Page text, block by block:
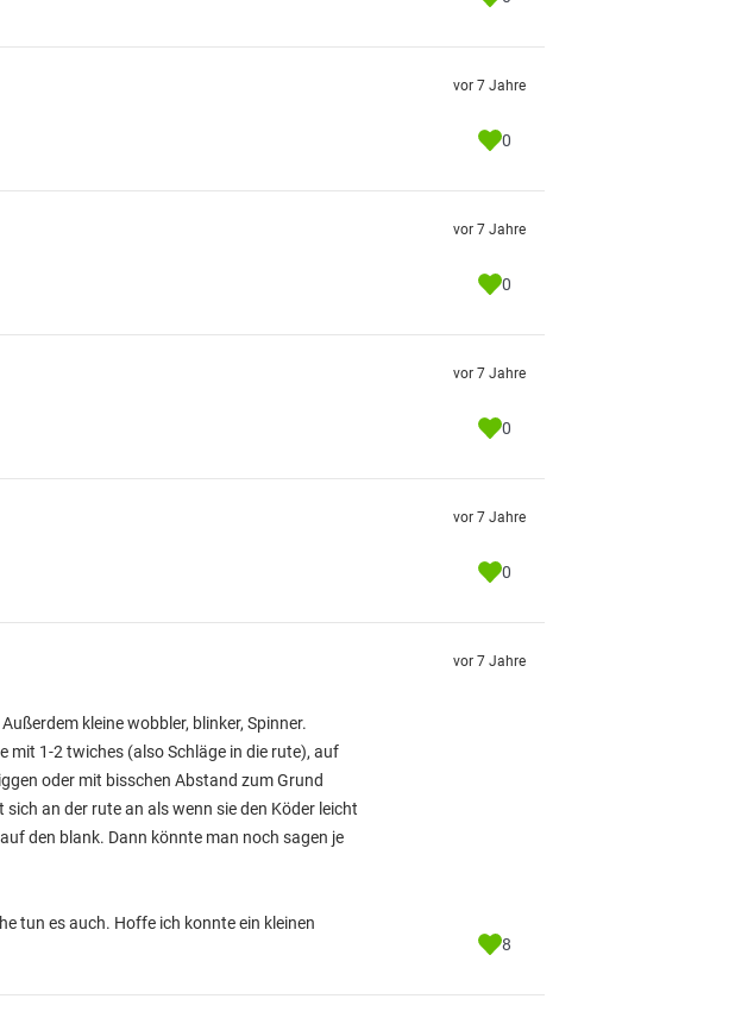
vor 7 Jahre
0
vor 7 Jahre
0
vor 7 Jahre
0
vor 7 Jahre
0
kleine wobbler, blinker, Spinner.
mit 1-2 twiches (also Schläge in die rute), auf
oder mit bisschen Abstand zum Grund
an der rute an als wenn sie den Köder leicht
den blank. Dann könnte man noch sagen je
tun es auch. Hoffe ich konnte ein kleinen
vor 7 Jahre
8